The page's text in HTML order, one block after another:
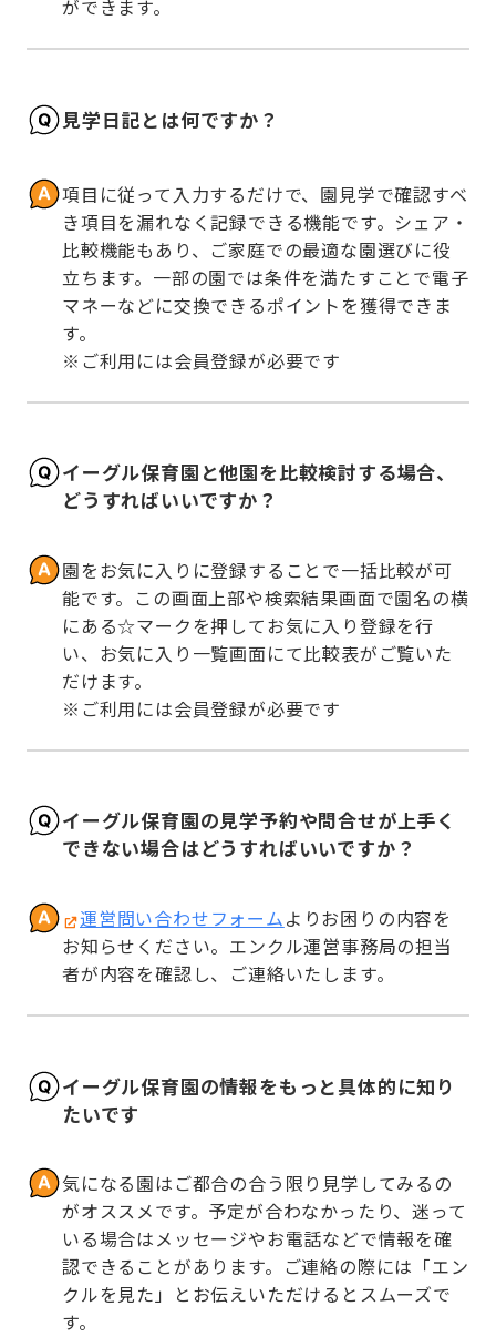
ができます。
見学日記とは何ですか？
項目に従って入力するだけで、園見学で確認すべ
き項目を漏れなく記録できる機能です。シェア・
比較機能もあり、ご家庭での最適な園選びに役
立ちます。一部の園では条件を満たすことで電子
マネーなどに交換できるポイントを獲得できま
す。
※ご利用には会員登録が必要です
イーグル保育園と他園を比較検討する場合、
どうすればいいですか？
園をお気に入りに登録することで一括比較が可
能です。この画面上部や検索結果画面で園名の横
にある☆マークを押してお気に入り登録を行
い、お気に入り一覧画面にて比較表がご覧いた
だけます。
※ご利用には会員登録が必要です
イーグル保育園の見学予約や問合せが上手く
できない場合はどうすればいいですか？
運営問い合わせフォームよりお困りの内容を
お知らせください。エンクル運営事務局の担当
者が内容を確認し、ご連絡いたします。
イーグル保育園の情報をもっと具体的に知り
たいです
気になる園はご都合の合う限り見学してみるの
がオススメです。予定が合わなかったり、迷って
いる場合はメッセージやお電話などで情報を確
認できることがあります。ご連絡の際には「エン
クルを見た」とお伝えいただけるとスムーズで
す。